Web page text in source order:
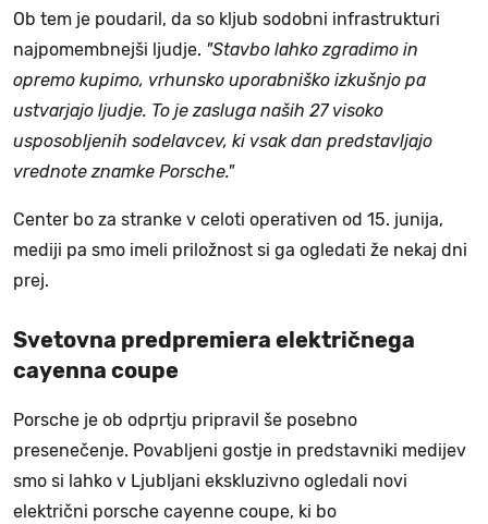
Ob tem je poudaril, da so kljub sodobni infrastrukturi
najpomembnejši ljudje. "Stavbo lahko zgradimo in
opremo kupimo, vrhunsko uporabniško izkušnjo pa
ustvarjajo ljudje. To je zasluga naših 27 visoko
usposobljenih sodelavcev, ki vsak dan predstavljajo
vrednote znamke Porsche."
Center bo za stranke v celoti operativen od 15. junija,
mediji pa smo imeli priložnost si ga ogledati že nekaj dni
prej.
Svetovna predpremiera električnega
cayenna coupe
Porsche je ob odprtju pripravil še posebno
presenečenje. Povabljeni gostje in predstavniki medijev
smo si lahko v Ljubljani ekskluzivno ogledali novi
električni porsche cayenne coupe, ki bo